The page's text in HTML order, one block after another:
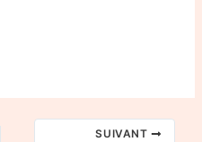
SUIVANT